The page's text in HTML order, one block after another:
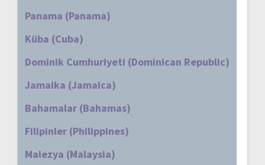
Panama (Panama)
Küba (Cuba)
Dominik Cumhuriyeti (Dominican Republic)
Jamaika (Jamaica)
Bahamalar (Bahamas)
Filipinler (Philippines)
Malezya (Malaysia)